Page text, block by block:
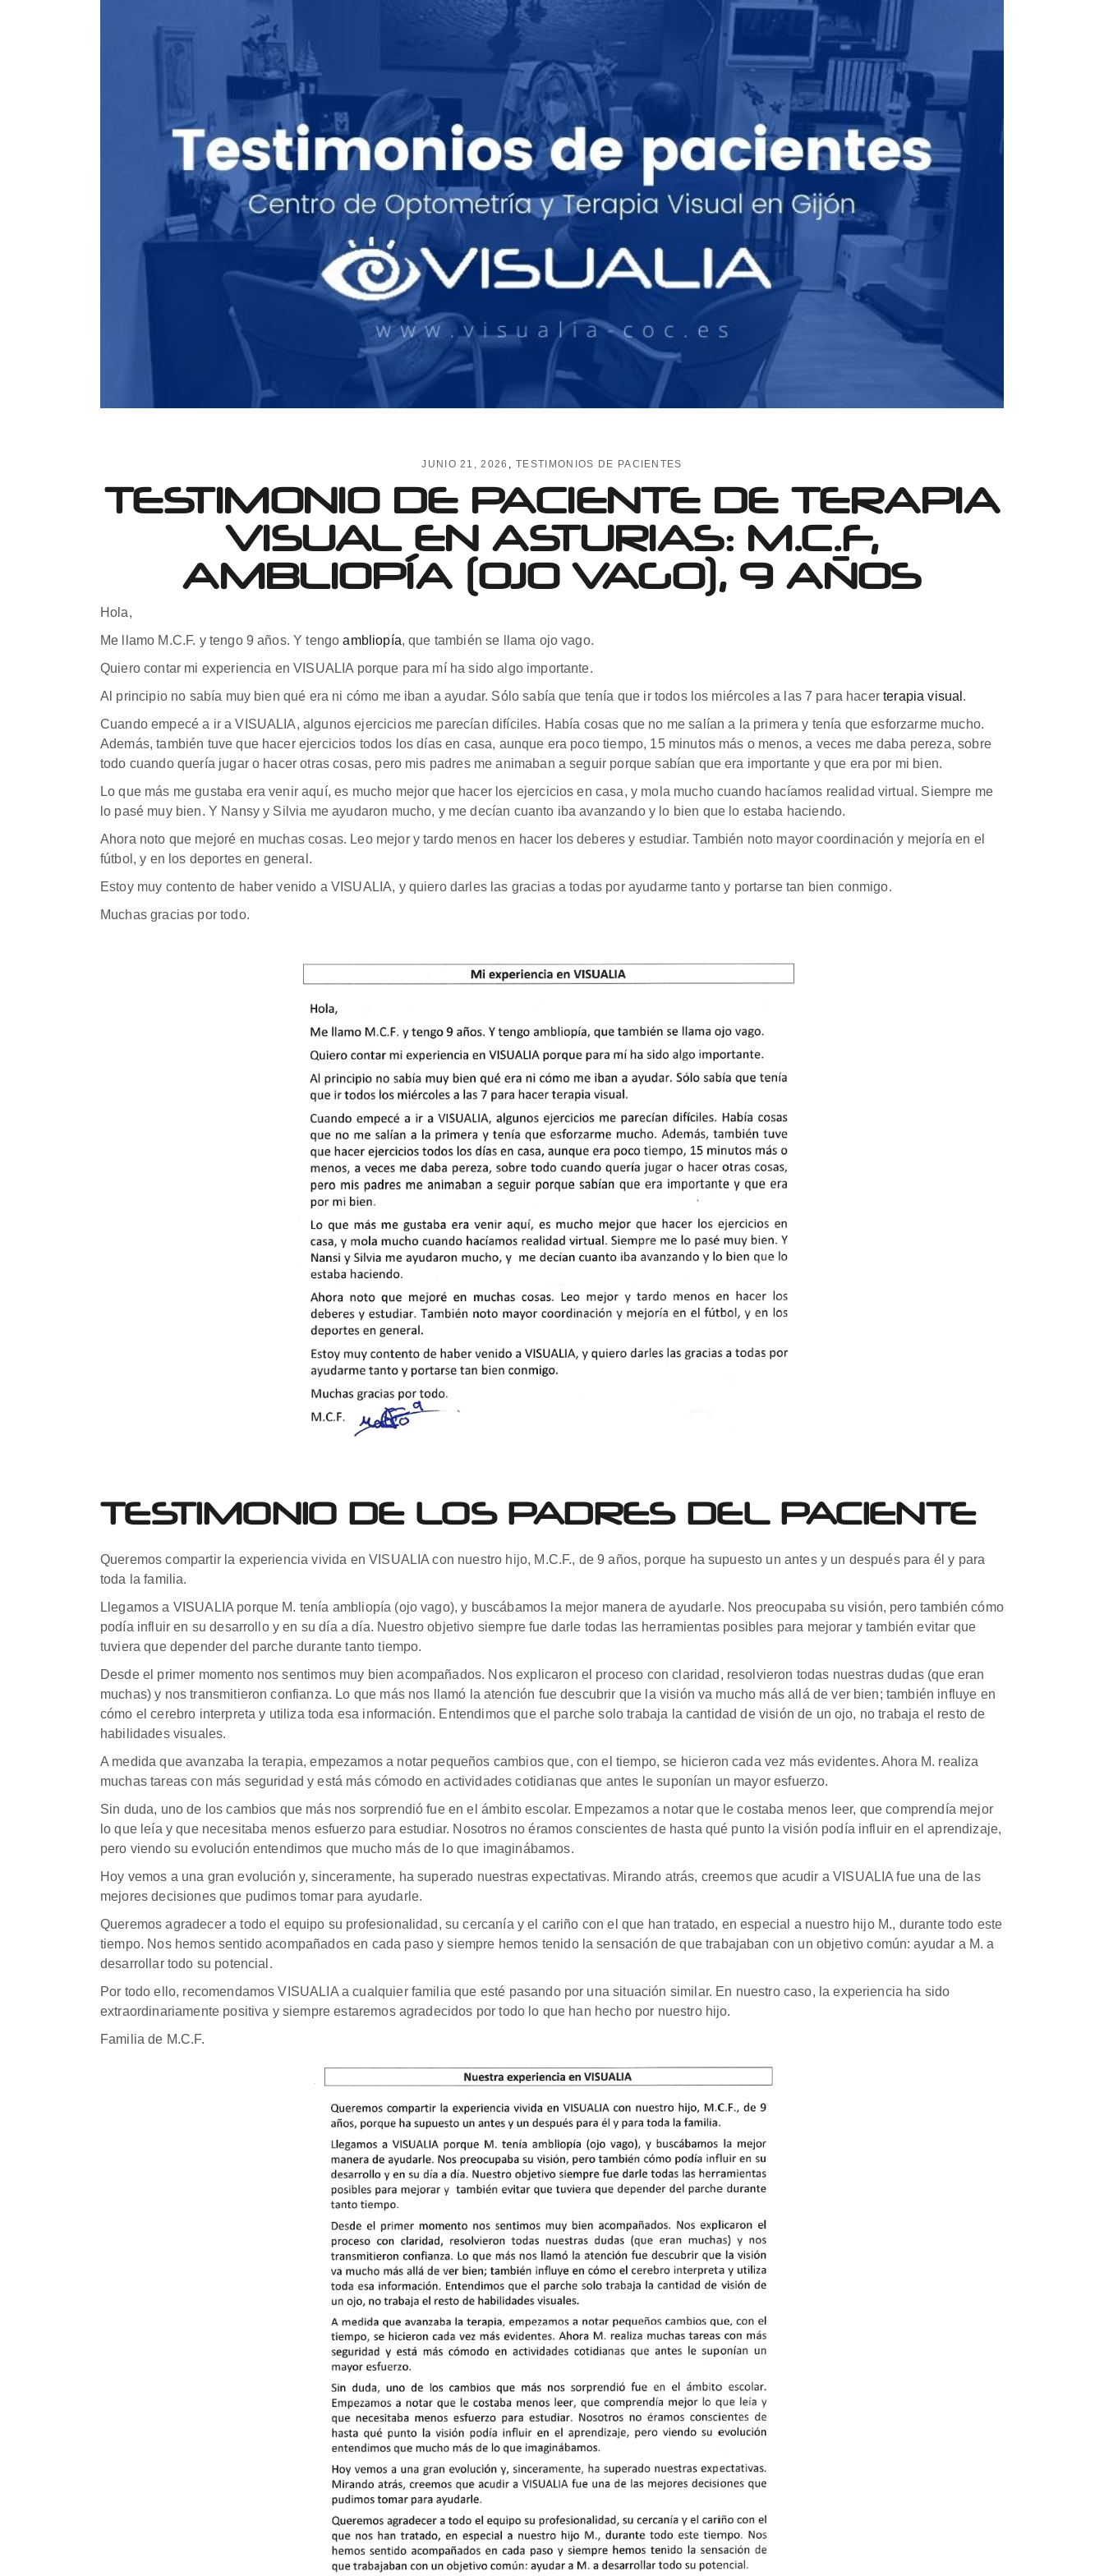
JUNIO 21, 2026 TESTIMONIOS DE PACIENTES
TESTIMONIO DE PACIENTE DE TERAPIA
VISUAL EN ASTURIAS: M.C.F,
AMBLIOPÍA (OJO VAGO), 9 AÑOS
Hola,
Me llamo M.C.F. y tengo 9 años. Y tengoambliopía, que también se llama ojo vago.
Quiero contar mi experiencia en VISUALIA porque para mí ha sido algo importante.
Al principio no sabía muy bien qué era ni cómo me iban a ayudar. Sólo sabía que tenía que ir todos los miércoles a las 7 para hacerterapia visual .
Cuando empecé a ir a VISUALIA, algunos ejercicios me parecían difíciles. Había cosas que no me salían a la primera y tenía que esforzarme mucho.
Además, también tuve que hacer ejercicios todos los días en casa, aunque era poco tiempo, 15 minutos más o menos, a veces me daba pereza, sobre
todo cuando quería jugar o hacer otras cosas, pero mis padres me animaban a seguir porque sabían que era importante y que era por mi bien.
Lo que más me gustaba era venir aquí, es mucho mejor que hacer los ejercicios en casa, y mola mucho cuando hacíamos realidad virtual. Siempre me
lo pasé muy bien. Y Nansy y Silvia me ayudaron mucho, y me decían cuanto iba avanzando y lo bien que lo estaba haciendo.
Ahora noto que mejoré en muchas cosas. Leo mejor y tardo menos en hacer los deberes y estudiar. También noto mayor coordinación y mejoría en el
fútbol, y en los deportes en general.
Estoy muy contento de haber venido a VISUALIA, y quiero darles las gracias a todas por ayudarme tanto y portarse tan bien conmigo.
Muchas gracias por todo.
TESTIMONIO DE LOS PADRES DEL PACIENTE
Queremos compartir la experiencia vivida en VISUALIA con nuestro hijo, M.C.F., de 9 años, porque ha supuesto un antes y un después para él y para
toda la familia.
Llegamos a VISUALIA porque M. tenía ambliopía (ojo vago), y buscábamos la mejor manera de ayudarle. Nos preocupaba su visión, pero también cómo
podía influir en su desarrollo y en su día a día. Nuestro objetivo siempre fue darle todas las herramientas posibles para mejorar y también evitar que
tuviera que depender del parche durante tanto tiempo.
Desde el primer momento nos sentimos muy bien acompañados. Nos explicaron el proceso con claridad, resolvieron todas nuestras dudas (que eran
muchas) y nos transmitieron confianza. Lo que más nos llamó la atención fue descubrir que la visión va mucho más allá de ver bien; también influye en
cómo el cerebro interpreta y utiliza toda esa información. Entendimos que el parche solo trabaja la cantidad de visión de un ojo, no trabaja el resto de
habilidades visuales.
A medida que avanzaba la terapia, empezamos a notar pequeños cambios que, con el tiempo, se hicieron cada vez más evidentes. Ahora M. realiza
muchas tareas con más seguridad y está más cómodo en actividades cotidianas que antes le suponían un mayor esfuerzo.
Sin duda, uno de los cambios que más nos sorprendió fue en el ámbito escolar. Empezamos a notar que le costaba menos leer, que comprendía mejor
lo que leía y que necesitaba menos esfuerzo para estudiar. Nosotros no éramos conscientes de hasta qué punto la visión podía influir en el aprendizaje,
pero viendo su evolución entendimos que mucho más de lo que imaginábamos.
Hoy vemos a una gran evolución y, sinceramente, ha superado nuestras expectativas. Mirando atrás, creemos que acudir a VISUALIA fue una de las
mejores decisiones que pudimos tomar para ayudarle.
Queremos agradecer a todo el equipo su profesionalidad, su cercanía y el cariño con el que han tratado, en especial a nuestro hijo M., durante todo este
tiempo. Nos hemos sentido acompañados en cada paso y siempre hemos tenido la sensación de que trabajaban con un objetivo común: ayudar a M. a
desarrollar todo su potencial.
Por todo ello, recomendamos VISUALIA a cualquier familia que esté pasando por una situación similar. En nuestro caso, la experiencia ha sido
extraordinariamente positiva y siempre estaremos agradecidos por todo lo que han hecho por nuestro hijo.
Familia de M.C.F.